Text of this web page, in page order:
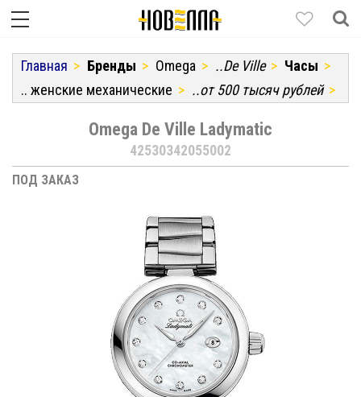
Главная Бренды Omega ..De Ville
Часы
.. женские механические
..от 500 тысяч рублей
Omega De Ville Ladymatic
42530342055002
ПОД ЗАКАЗ